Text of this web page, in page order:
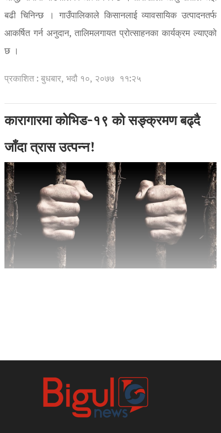
बढी चिनिन्छ । गाउँपालिकाले किसानलाई व्यावसायिक उत्पादनतर्फ
आकर्षित गर्न अनुदान, तालिमलगायत प्रोत्साहनका कार्यक्रम ल्याएको
छ ।
प्रकाशित : बुधबार, भदौ १०, २०७७ ११:२५
कारागारमा कोभिड-१९ को सङ्क्रमण बढ्दै
जाँदा त्रास उत्पन्न!